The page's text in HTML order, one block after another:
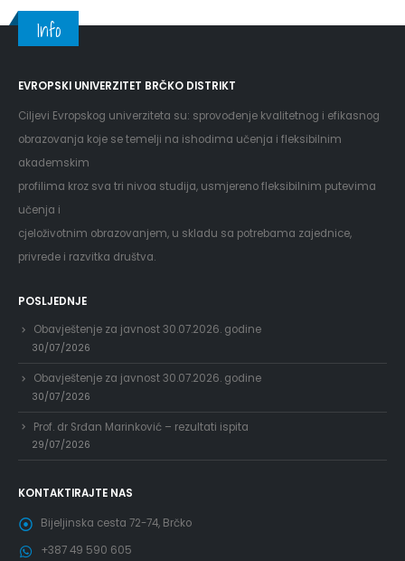
Info
EVROPSKI UNIVERZITET BRČKO DISTRIKT
Ciljevi Evropskog univerziteta su: sprovođenje kvalitetnog i efikasnog
obrazovanja koje se temelji na ishodima učenja i fleksibilnim
akademskim
profilima kroz sva tri nivoa studija, usmjereno fleksibilnim putevima
učenja i
cjeloživotnim obrazovanjem, u skladu sa potrebama zajednice,
privrede i razvitka društva.
POSLJEDNJE
Obavještenje za javnost 30.07.2026. godine
30/07/2026
Obavještenje za javnost 30.07.2026. godine
30/07/2026
Prof. dr Srđan Marinković – rezultati ispita
29/07/2026
KONTAKTIRAJTE NAS
Bijeljinska cesta 72-74, Brčko
+387 49 590 605